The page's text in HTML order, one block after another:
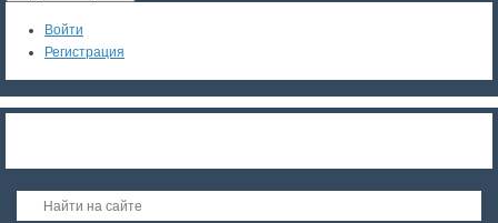
Войти
Регистрация